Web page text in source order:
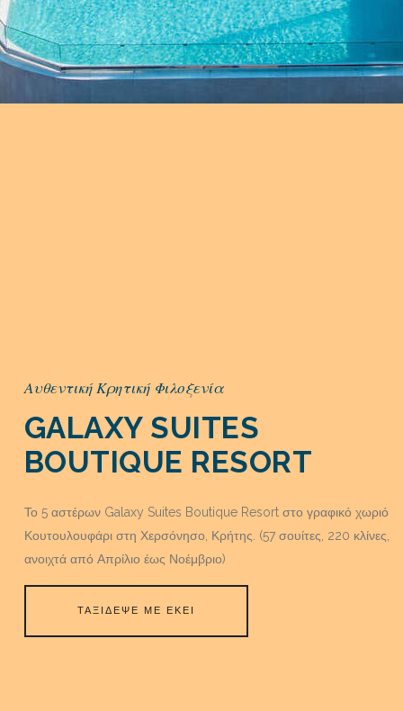
Αυθεντική Κρητική Φιλοξενία
GALAXY SUITES
BOUTIQUE RESORT
Το 5 αστέρων Galaxy Suites Boutique Resort στο γραφικό χωριό
Κουτουλουφάρι στη Χερσόνησο, Κρήτης. (57 σουίτες, 220 κλίνες,
ανοιχτά από Απρίλιο έως Νοέμβριο)
ΤΑΞΙΔΕΨΕ ΜΕ ΕΚΕΙ